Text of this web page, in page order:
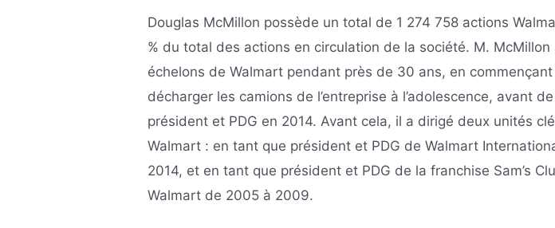
Douglas McMillon possède un total de 1 274 758 actions
% du total des actions en circulation de la société. M. McMillon
échelons de Walmart pendant près de 30 ans, en
décharger les camions de l’entreprise à l’adolescence, avant
président et PDG en 2014. Avant cela, il a dirigé deux unités
Walmart : en tant que président et PDG de Walmart
2014, et en tant que président et PDG de la franchise Sam’s
Walmart de 2005 à 2009.